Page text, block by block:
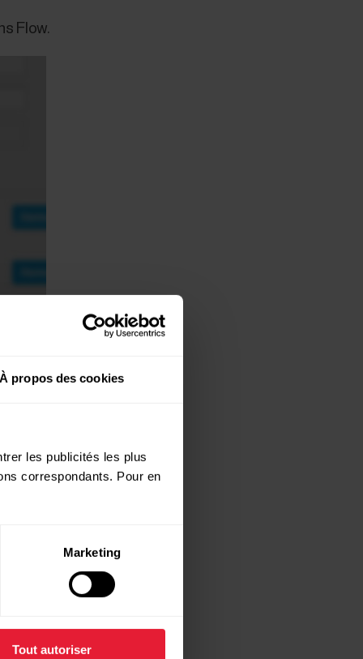
À propos des cookies
les publicités les plus
correspondants. Pour en
Marketing
Tout autoriser
Flow.